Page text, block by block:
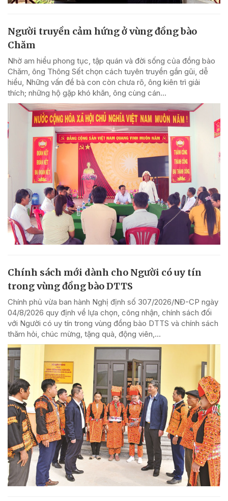
Người truyền cảm hứng ở vùng đồng bào
Chăm
Nhờ am hiểu phong tục, tập quán và đời sống của đồng bào
Chăm, ông Thông Sết chọn cách tuyên truyền gần gũi, dễ
hiểu, Những vấn đề bà con còn chưa rõ, ông kiên trì giải
thích; những hộ gặp khó khăn, ông cùng cán...
Chính sách mới dành cho Người có uy tín
trong vùng đồng bào DTTS
Chính phủ vừa ban hành Nghị định số 307/2026/NĐ-CP ngày
04/8/2026 quy định về lựa chọn, công nhận, chính sách đối
với Người có uy tín trong vùng đồng bào DTTS và chính sách
thăm hỏi, chúc mừng, tặng quà, động viên,...